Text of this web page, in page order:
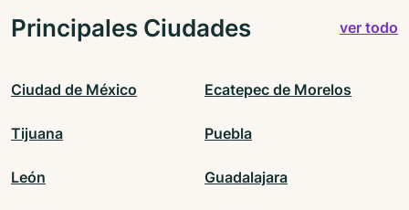
Principales Ciudades ver todo
Ciudad de México Ecatepec de Morelos
Tijuana Puebla
León Guadalajara